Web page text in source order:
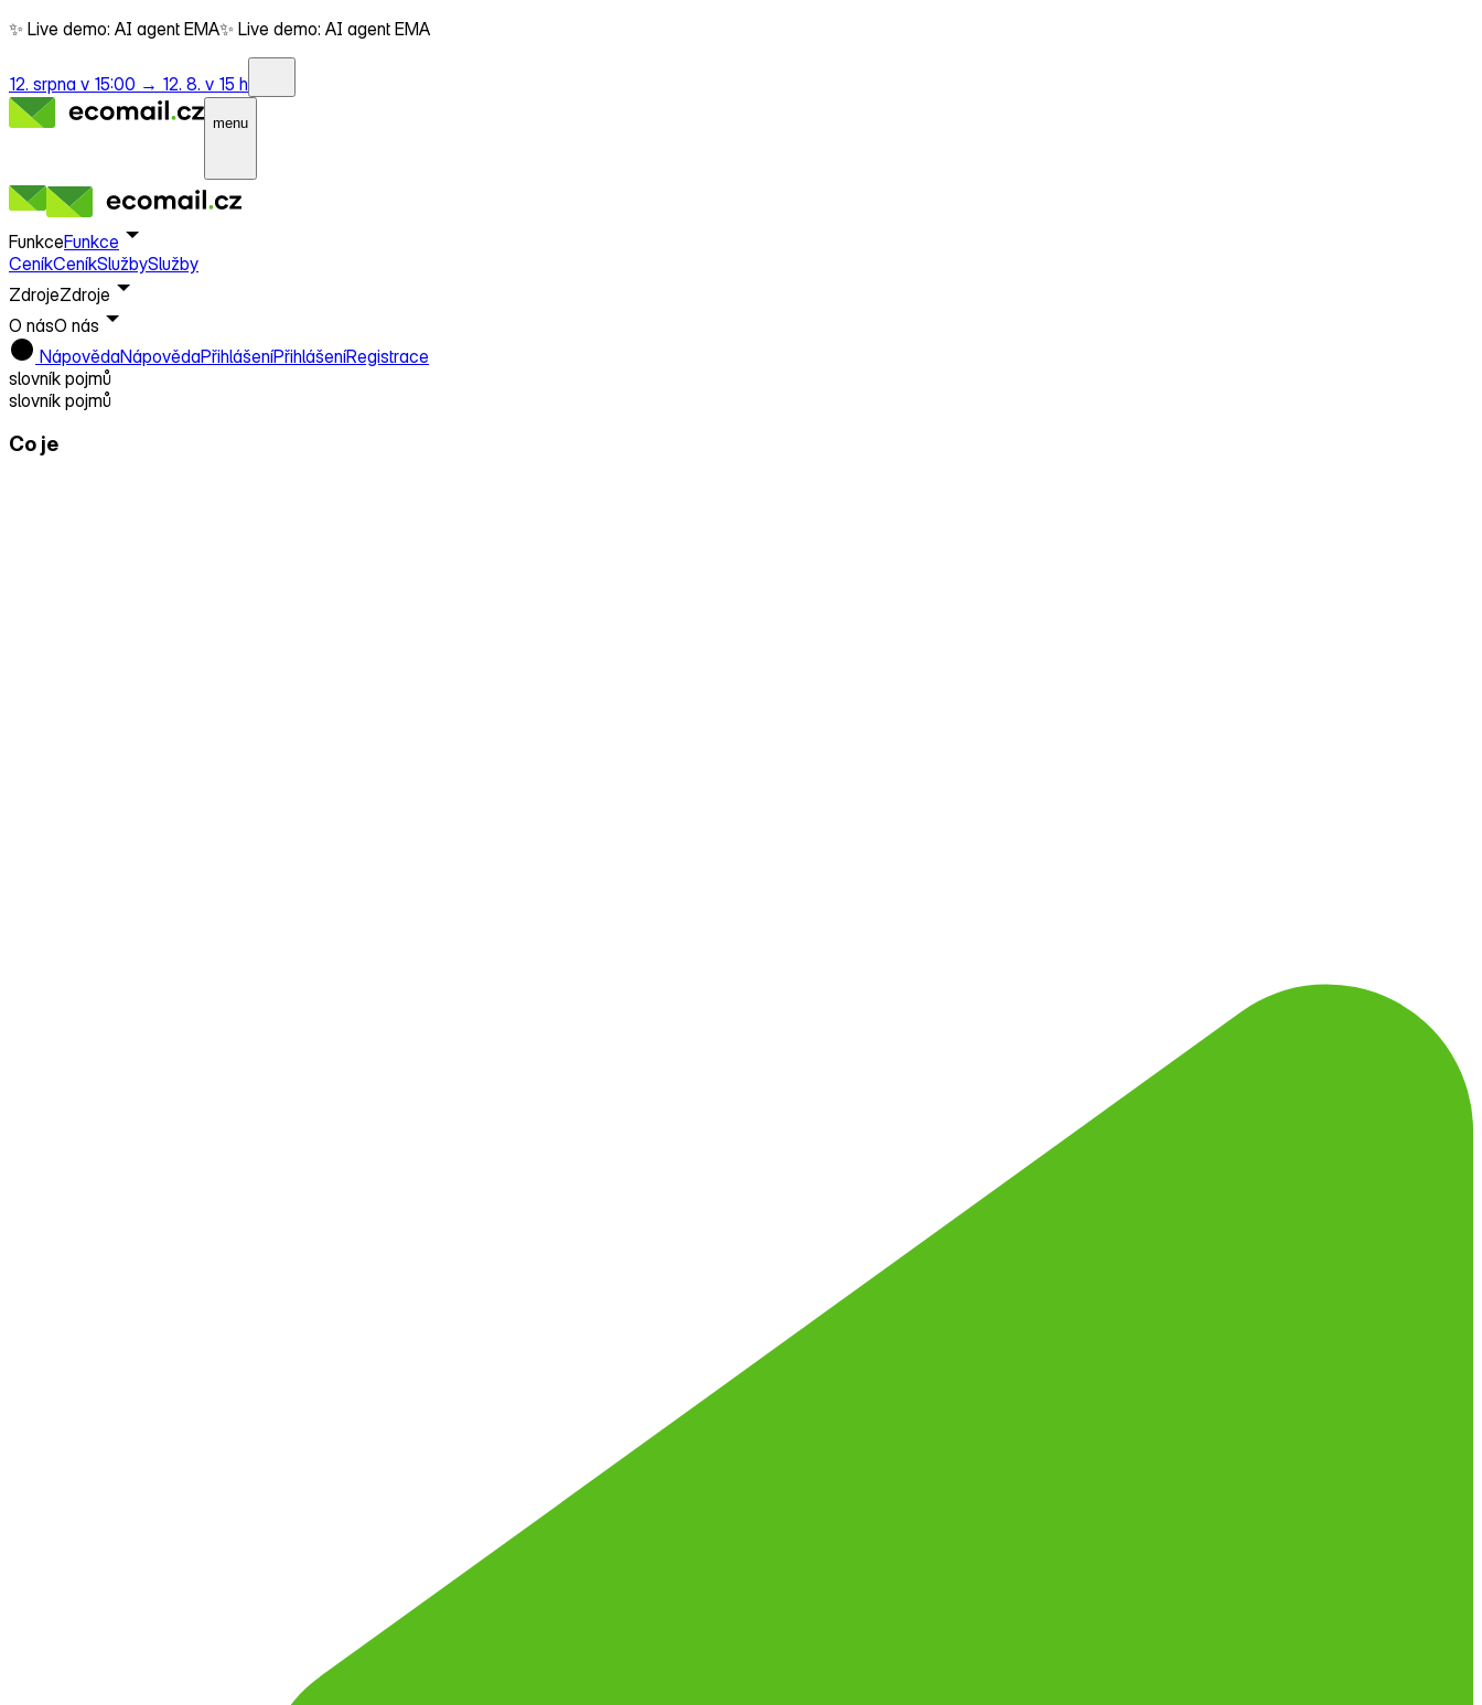
✨ Live demo: AI agent EMA✨ Live demo: AI agent EMA
12. srpna v 15:00 → 12. 8. v 15 h
menu
FunkceFunkce
CeníkCeníkSlužbySlužby
ZdrojeZdroje
O násO nás
NápovědaNápovědaPřihlášeníPřihlášeníRegistrace
slovník pojmů
slovník pojmů
Co je